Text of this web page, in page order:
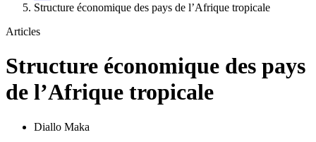
Structure économique des pays de l’Afrique tropicale
Articles
Structure économique des pays
de l’Afrique tropicale
Diallo Maka